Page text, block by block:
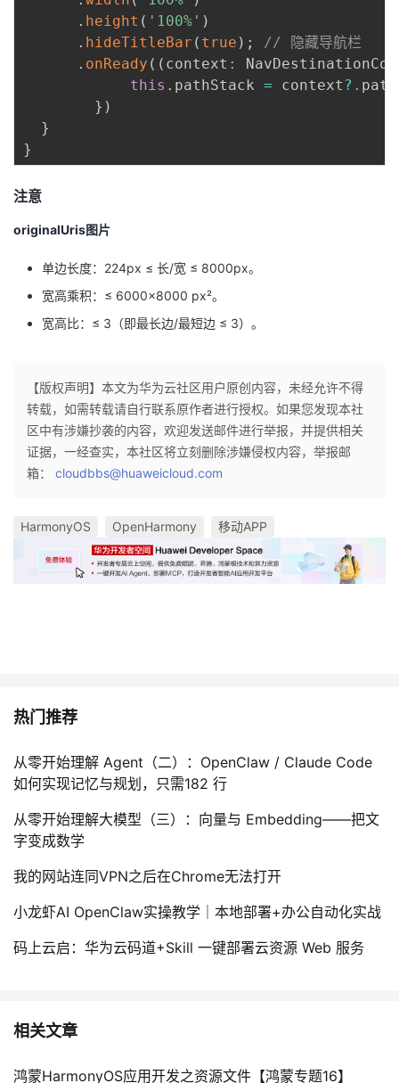
. height ( '100%' )
. hideTitleBar ( true ) ;
// 隐藏导航栏
. onReady ( ( context :
this . pathStack = context ?.
} )
}
}
注意
originalUris图片
单边长度：224px ≤ 长/宽 ≤ 8000px。
宽高乘积：≤ 6000×8000 px²。
宽高比：≤ 3（即最长边/最短边 ≤ 3）。
【版权声明】本文为华为云社区用户原创内容，未经允许不得
转载，如需转载请自行联系原作者进行授权。如果您发现本社
区中有涉嫌抄袭的内容，欢迎发送邮件进行举报，并提供相关
证据，一经查实，本社区将立刻删除涉嫌侵权内容，举报邮
箱： cloudbbs@huaweicloud.com
HarmonyOS OpenHarmony 移动APP
热门推荐
从零开始理解 Agent（二）：OpenClaw / Claude Code
如何实现记忆与规划，只需182 行
从零开始理解大模型（三）：向量与 Embedding——把文
字变成数学
我的网站连同VPN之后在Chrome无法打开
小龙虾AI OpenClaw实操教学｜本地部署+办公自动化实战
码上云启：华为云码道+Skill 一键部署云资源 Web 服务
相关文章
鸿蒙HarmonyOS应用开发之资源文件【鸿蒙专题16】